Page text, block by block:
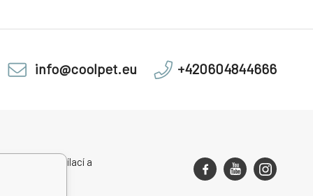
info@coolpet.eu +420604844666
zasílací a